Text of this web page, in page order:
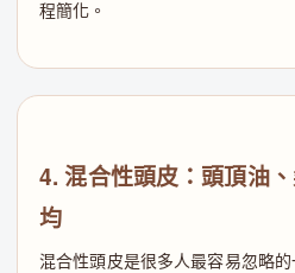
程簡化。
4. 混合性頭皮：頭頂油
均
混合性頭皮是很多人最容易忽略